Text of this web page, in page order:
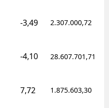
-3,49 2.307.000,72
-4,10 28.607.701,71
7,72 1.875.603,30